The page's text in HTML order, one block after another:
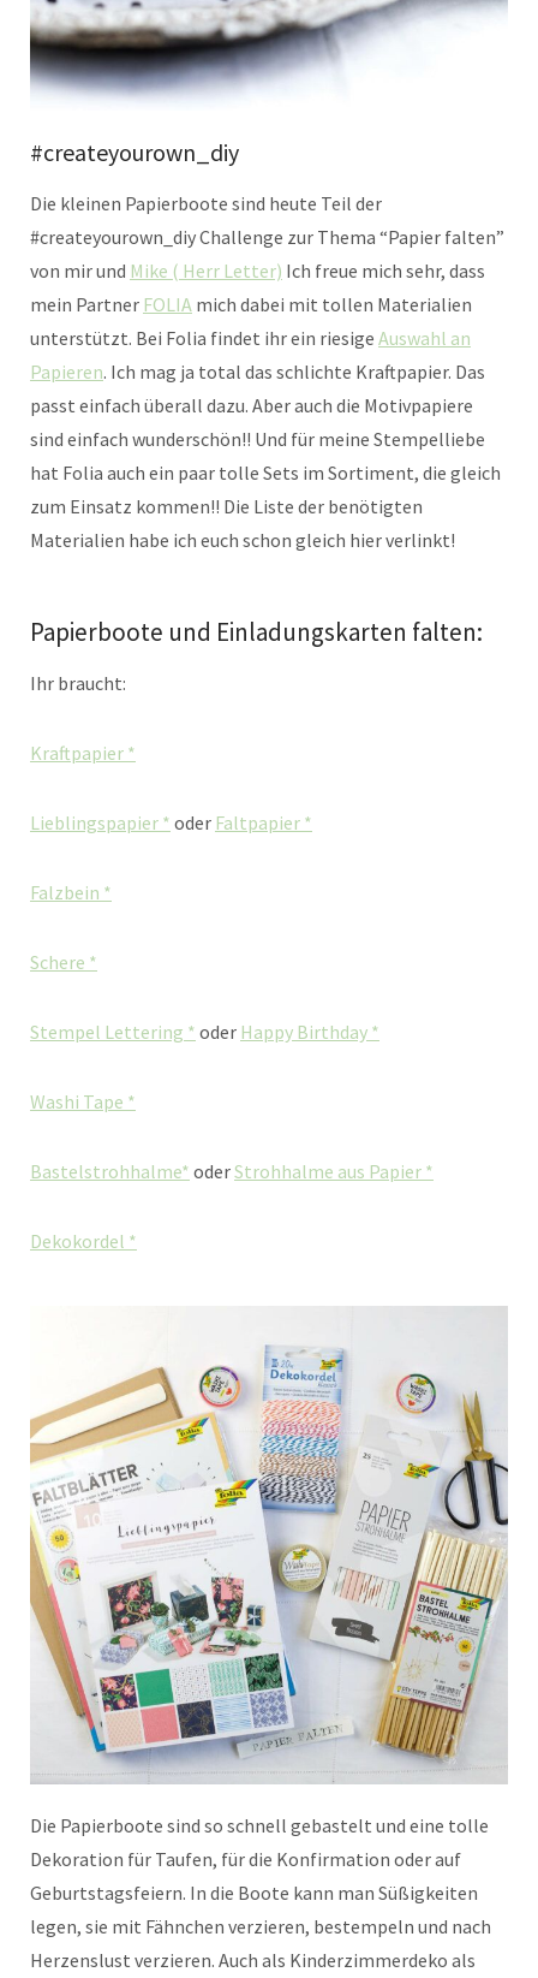
#createyourown_diy
Die kleinen Papierboote sind heute Teil der
#createyourown_diy Challenge zur Thema “Papier falten”
von mir und Mike ( Herr Letter) Ich freue mich sehr, dass
mein Partner FOLIA mich dabei mit tollen Materialien
unterstützt. Bei Folia findet ihr ein riesige Auswahl an
Papieren. Ich mag ja total das schlichte Kraftpapier. Das
passt einfach überall dazu. Aber auch die Motivpapiere
sind einfach wunderschön!! Und für meine Stempelliebe
hat Folia auch ein paar tolle Sets im Sortiment, die gleich
zum Einsatz kommen!! Die Liste der benötigten
Materialien habe ich euch schon gleich hier verlinkt!
Papierboote und Einladungskarten falten:
Ihr braucht:
Kraftpapier *
Lieblingspapier * oder Faltpapier *
Falzbein *
Schere *
Stempel Lettering * oder Happy Birthday *
Washi Tape *
Bastelstrohhalme* oderStrohhalme aus Papier *
Dekokordel *
Die Papierboote sind so schnell gebastelt und eine tolle
Dekoration für Taufen, für die Konfirmation oder auf
Geburtstagsfeiern. In die Boote kann man Süßigkeiten
legen, sie mit Fähnchen verzieren, bestempeln und nach
Herzenslust verzieren. Auch als Kinderzimmerdeko als